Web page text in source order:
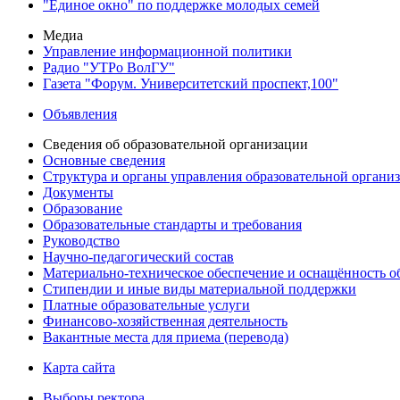
"Единое окно" по поддержке молодых семей
Медиа
Управление информационной политики
Радио "УТРо ВолГУ"
Газета "Форум. Университетский проспект,100"
Объявления
Сведения об образовательной организации
Основные сведения
Структура и органы управления образовательной
Документы
Образование
Образовательные стандарты и требования
Руководство
Научно-педагогический состав
Материально-техническое обеспечение и оснащённость
Стипендии и иные виды материальной поддержки
Платные образовательные услуги
Финансово-хозяйственная деятельность
Вакантные места для приема (перевода)
Карта сайта